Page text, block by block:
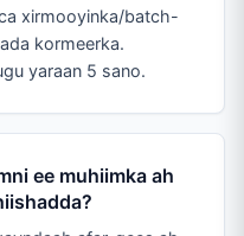
xirmooyinka/batch-
kormeerka.
yaraan 5 sano.
ee muhiimka ah